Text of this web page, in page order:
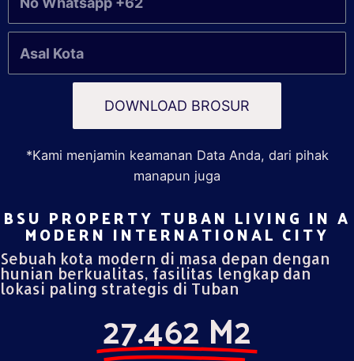
DOWNLOAD BROSUR
*Kami menjamin keamanan Data Anda, dari pihak
manapun juga
BSU PROPERTY TUBAN LIVING IN A
MODERN INTERNATIONAL CITY​
Sebuah kota modern di masa depan dengan
hunian berkualitas, fasilitas lengkap dan
lokasi paling strategis di Tuban
27.462 M2